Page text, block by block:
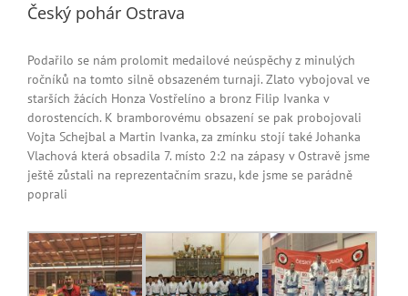
Český pohár Ostrava
Podařilo se nám prolomit medailové neúspěchy z minulých
ročníků na tomto silně obsazeném turnaji. Zlato vybojoval ve
starších žácích Honza Vostřelíno a bronz Filip Ivanka v
dorostencích. K bramborovému obsazení se pak probojovali
Vojta Schejbal a Martin Ivanka, za zmínku stojí také Johanka
Vlachová která obsadila 7. místo 2:2 na zápasy v Ostravě jsme
ještě zůstali na reprezentačním srazu, kde jsme se parádně
poprali